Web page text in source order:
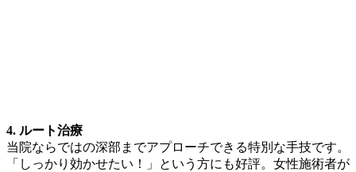
4. ルート治療
当院ならではの深部までアプローチできる特別な手技です。
「しっかり効かせたい！」という方にも好評。女性施術者が